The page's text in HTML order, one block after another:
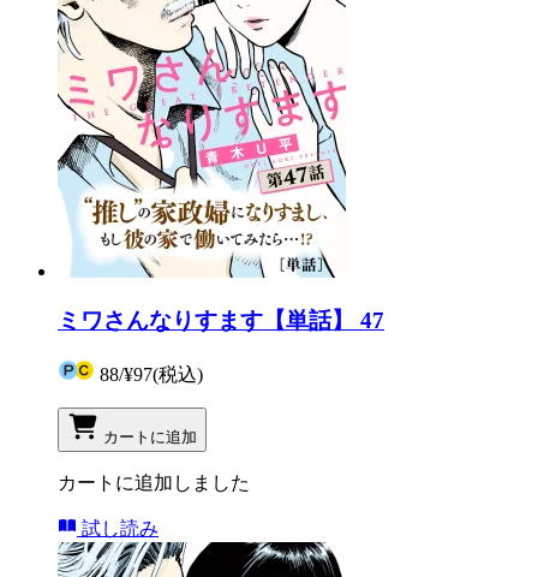
ミワさんなりすます【単話】 47
88/¥97(税込)
カートに追加
カートに追加しました
試し読み